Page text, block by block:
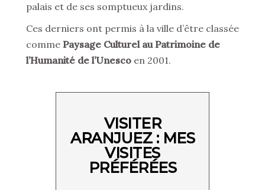
palais et de ses somptueux jardins.
Ces derniers ont permis à la ville d’être classée
comme Paysage Culturel au Patrimoine de
l’Humanité de l’Unesco en 2001.
VISITER
ARANJUEZ : MES
VISITES
PRÉFÉRÉES